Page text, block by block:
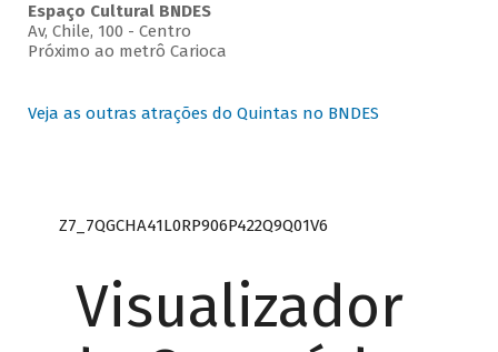
Espaço Cultural BNDES
Av, Chile, 100 - Centro
Próximo ao metrô Carioca
Veja as outras atrações do Quintas no BNDES
Z7_7QGCHA41L0RP906P422Q9Q01V6
Visualizador